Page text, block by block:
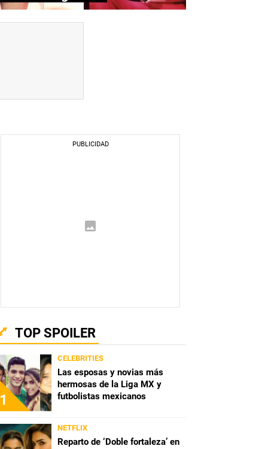
TOP SPOILER
1
CELEBRITIES
Las esposas y novias más
hermosas de la Liga MX y
futbolistas mexicanos
NETFLIX
Reparto de ‘Doble fortaleza’ en